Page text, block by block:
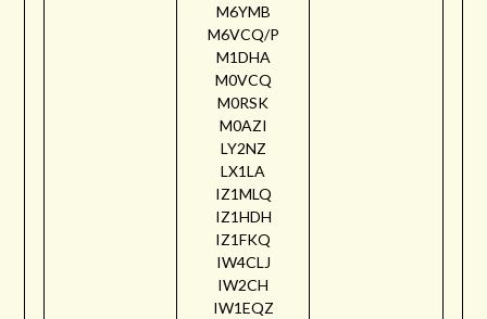
M6YMB
M6VCQ/P
M1DHA
M0VCQ
M0RSK
M0AZI
LY2NZ
LX1LA
IZ1MLQ
IZ1HDH
IZ1FKQ
IW4CLJ
IW2CH
IW1EQZ